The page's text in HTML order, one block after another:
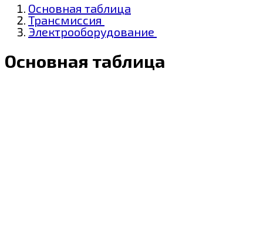
Основная таблица
Трансмиссия
Электрооборудование
Основная таблица